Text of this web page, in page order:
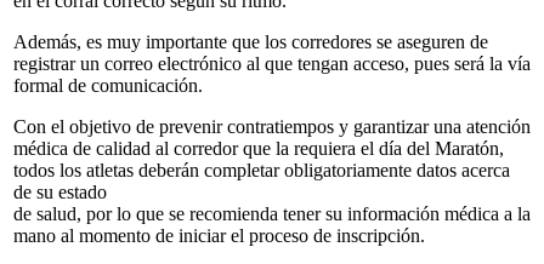
Además, es muy importante que los corredores se aseguren de
registrar un correo electrónico al que tengan acceso, pues será la vía
formal de comunicación.
Con el objetivo de prevenir contratiempos y garantizar una atención
médica de calidad al corredor que la requiera el día del Maratón,
todos los atletas deberán completar obligatoriamente datos acerca
de su estado
de salud, por lo que se recomienda tener su información médica a la
mano al momento de iniciar el proceso de inscripción.